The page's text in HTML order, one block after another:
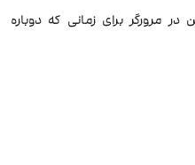
مرورگر برای زمانی که دوباره